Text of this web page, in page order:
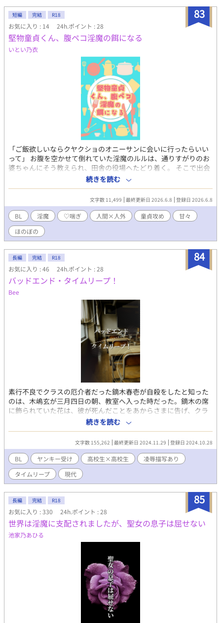
83
短編 完結 R18
お気に入り : 14 24h.ポイント : 28
堅物童貞くん、腹ペコ淫魔の餌になる
いとい乃衣
「ご飯欲しいならクヤクショのオニーサンに会いに行ったらいい
って」 お腹を空かせて倒れていた淫魔のルルは、通りすがりのお
婆ちゃんにそう教えられ、田舎の役場へたどり着く。 そこで出会
ったのは、真面目で平凡な童貞公務員・直人。 困っている相手を
放っておけず手を差し伸べた直人だったが、ルルが必要としてい
た“ご飯”は、普通の食事ではなかった。 一度だけ助けて終わりの
はずが、ルルはすっかり直人に懐いてしまい――。 真面目な童貞
公務員×腹ペコで甘えたな淫魔のゆるい餌やり人外ラブです。
続きを読む
文字数 11,499 最終更新日 2026.6.8 登録日 2026.6.8
BL 淫魔 ♡喘ぎ 人間×人外 童貞攻め
甘々
ほのぼの
84
長編 完結 R18
お気に入り : 46 24h.ポイント : 28
バッドエンド・タイムリープ！
Bee
素行不良でクラスの厄介者だった鏑木春壱が自殺をしたと知った
のは、木嶋玄が三月四日の朝、教室へ入った時だった。鏑木の席
に飾られていた花は、彼が死んだことをあからさまに告げ、クラ
スメイトのひどい噂話に同情したその時、木嶋は過去にタイムリ
ープしていた。 リープから抜け出すため、苦手だったヤンキーの
鏑木と接点を持ち、なんとか終わらせようともがく木嶋。お互い
の過去に触れ、友情が芽生え、それがいつしか愛情に変わる。 何
度も別れを繰り返し、木嶋は鏑木の死の原因を突き止められるの
か。 古い町並みが残る地方の高校に進学した主人公木嶋が、美形
だけど超がつくほどのヤンキーのクラスメイト鏑木の死によっ
て、過去に戻り、リ―プを終わらせるため、鏑木の死の真相を探
る 体格良し寡黙訳あり男子高校生×金髪美形田舎ヤンキー ※攻め
に女性との行為歴あり ※受けにレイプや売春、死、性的虐待、暴
力などの過激な描写あり 最後の番外編にて、R18のお話を用意し
ています ※他サイトでも公開中
続きを読む
文字数 155,262 最終更新日 2024.11.29 登録日 2024.10.28
BL ヤンキー受け 高校生×高校生
凌辱描写あり
タイムリープ
現代
85
長編 完結 R18
お気に入り : 330 24h.ポイント : 28
世界は淫魔に支配されましたが、聖女の息子は屈せない
池家乃あひる